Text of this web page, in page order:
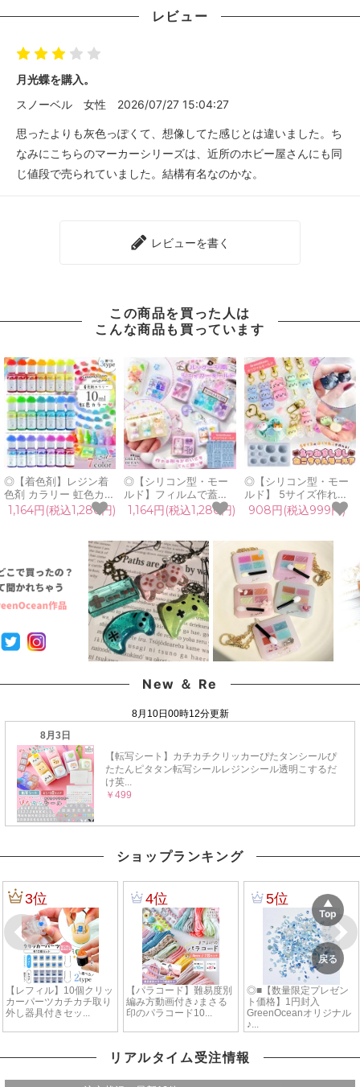
レビュー
月光蝶を購入。
スノーベル
女性 2026/07/27 15:04:27
思ったよりも灰色っぽくて、想像してた感じとは違いました。ち
なみにこちらのマーカーシリーズは、近所のホビー屋さんにも同
じ値段で売られていました。結構有名なのかな。
レビューを書く
この商品を買った人は
こんな商品も買っています
◎【着色剤】レジン着
色剤 カラリー 虹色カラ
ー《7色セット》 レジ
ン着色料 不透明 鮮やか
GreenOceanオリジナ
ル♪ 《選べる3種》
1,164円(税込1,280円)
◎【シリコン型・モー
ルド】フィルムで蓋す
るパッケージ風シェイ
カー シリコンモールド
シャカシャカ レジン型
ミニチュア カンパーツ
手芸 GreenOceanオリ
ジナル♪
1,164円(税込1,280円)
◎【シリコン型・モー
ルド】 5サイズ作れる♪
あつみましましねこち
ゃん シリコンモールド
ドロップシール UVレ
ジン クラフト
GreenOceanオリジナ
ル♪
908円(税込999円)
New ＆ Re
ショップランキング
リアルタイム受注情報